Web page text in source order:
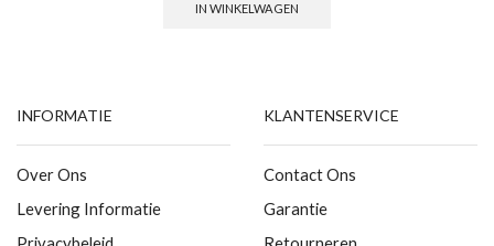
IN WINKELWAGEN
INFORMATIE
Over Ons
Levering Informatie
KLANTENSERVICE
Contact Ons
Garantie